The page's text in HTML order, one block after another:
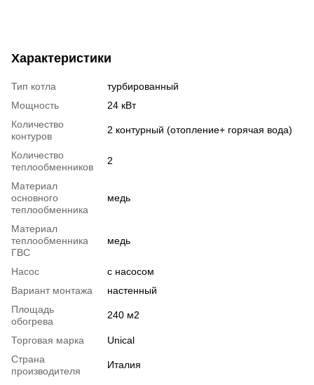
Характеристики
Тип котла
турбированный
Мощность
24 кВт
Количество
контуров
2 контурный (отопление+ горячая вода)
Количество
теплообменников
2
Материал
основного
теплообменника
медь
Материал
теплообменника
ГВС
медь
Насос
с насосом
Вариант монтажа
настенный
Площадь
обогрева
240 м2
Торговая марка
Unical
Страна
производителя
Италия